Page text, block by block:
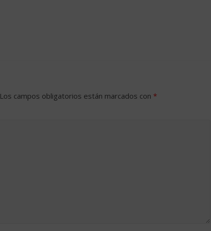
Los campos obligatorios están marcados con *